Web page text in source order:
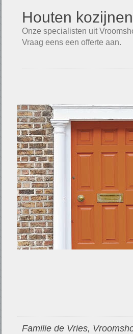
Houten
Onze specialisten uit
Vraag eens een offerte aan.
Familie de Vries,